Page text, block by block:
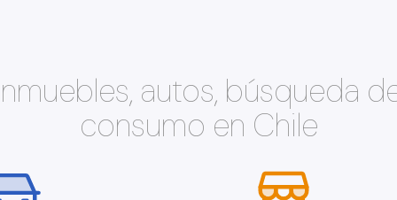
autos, búsqueda
consumo en Chile